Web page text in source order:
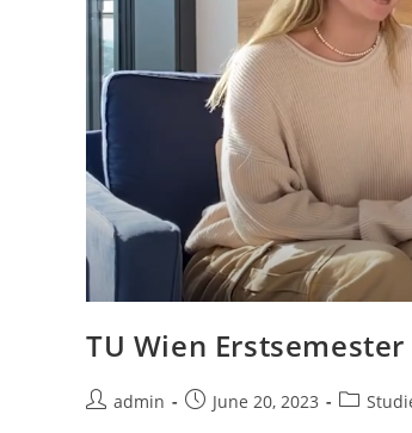
TU Wien
admin June 20, 2023